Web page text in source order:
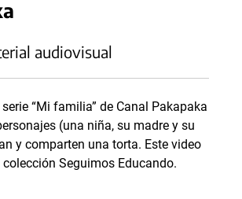
audiovisual
“Mi familia” de Canal Pakapaka
(una niña, su madre y su
y comparten una torta. Este video
colección Seguimos Educando.